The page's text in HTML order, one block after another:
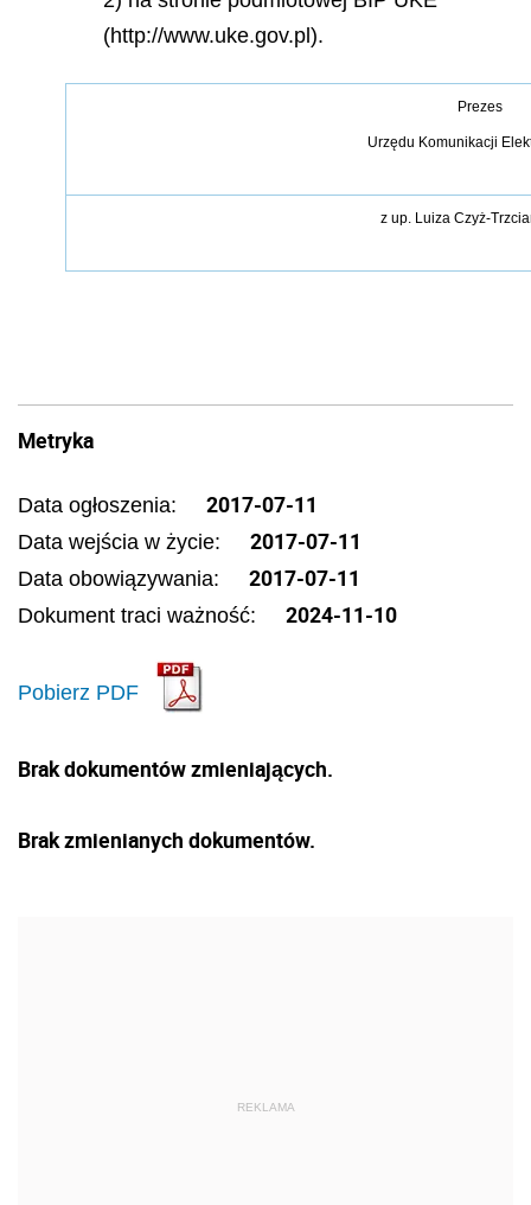
(http://www.uke.gov.pl).
Prezes
Urzędu Komunikacji
z up. Luiza Czyż-
Metryka
Data ogłoszenia: 2017-07-11
Data wejścia w życie: 2017-07-11
Data obowiązywania: 2017-07-11
Dokument traci ważność: 2024-11-10
Pobierz PDF
Brak dokumentów zmieniających.
Brak zmienianych dokumentów.